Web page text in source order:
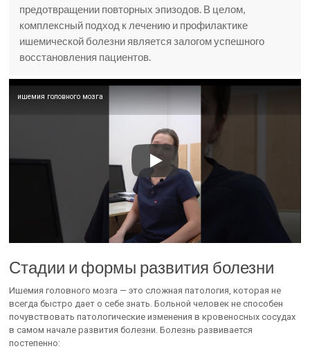
предотвращении повторных эпизодов. В целом,
комплексный подход к лечению и профилактике
ишемической болезни является залогом успешного
восстановления пациентов.
ишемия головного мозга
Стадии и формы развития болезни
Ишемия головного мозга — это сложная патология, которая не
всегда быстро дает о себе знать. Больной человек не способен
почувствовать патологические изменения в кровеносных сосудах
в самом начале развития болезни. Болезнь развивается
постепенно: